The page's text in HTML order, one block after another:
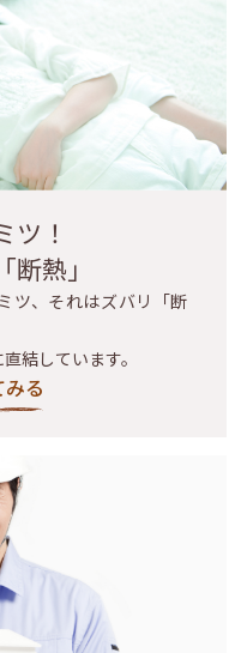
ツ！
熱」
ツ、それはズバリ「断
結しています。
る